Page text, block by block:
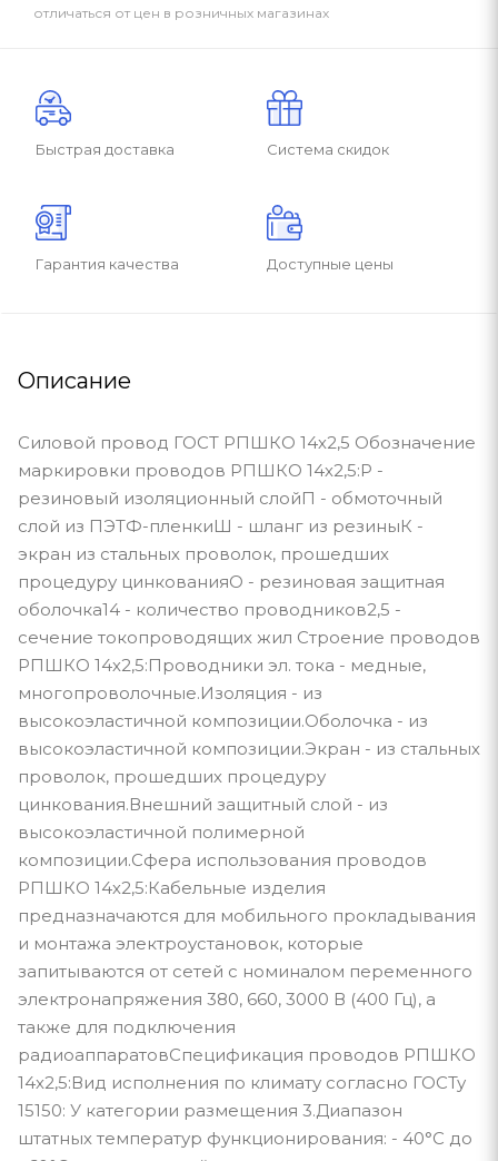
отличаться от цен в розничных магазинах
Быстрая доставка Система скидок
Гарантия качества Доступные цены
Описание
Силовой провод ГОСТ РПШКО 14х2,5 Обозначение
маркировки проводов РПШКО 14х2,5:Р -
резиновый изоляционный слойП - обмоточный
слой из ПЭТФ-пленкиШ - шланг из резиныК -
экран из стальных проволок, прошедших
процедуру цинкованияО - резиновая защитная
оболочка14 - количество проводников2,5 -
сечение токопроводящих жил Строение проводов
РПШКО 14х2,5:Проводники эл. тока - медные,
многопроволочные.Изоляция - из
высокоэластичной композиции.Оболочка - из
высокоэластичной композиции.Экран - из стальных
проволок, прошедших процедуру
цинкования.Внешний защитный слой - из
высокоэластичной полимерной
композиции.Сфера использования проводов
РПШКО 14х2,5:Кабельные изделия
предназначаются для мобильного прокладывания
и монтажа электроустановок, которые
запитываются от сетей с номиналом переменного
электронапряжения 380, 660, 3000 В (400 Гц), а
также для подключения
радиоаппаратовСпецификация проводов РПШКО
14х2,5:Вид исполнения по климату согласно ГОСТу
15150: У категории размещения 3.Диапазон
штатных температур функционирования: - 40°С до